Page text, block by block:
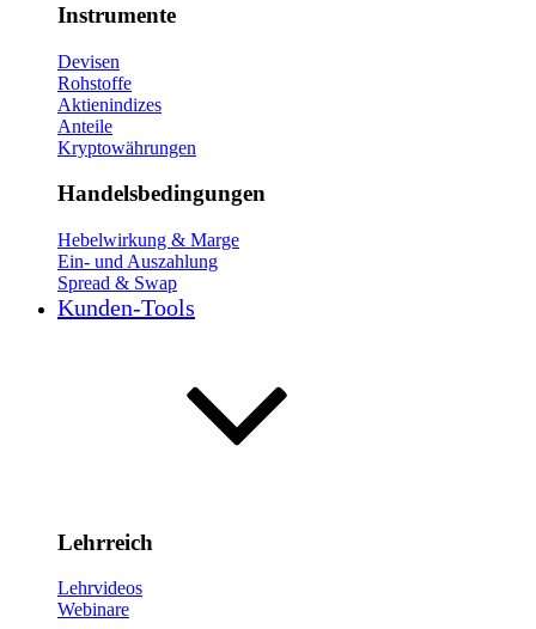
Instrumente
Devisen
Rohstoffe
Aktienindizes
Anteile
Kryptowährungen
Handelsbedingungen
Hebelwirkung & Marge
Ein- und Auszahlung
Spread & Swap
Kunden-Tools
Lehrreich
Lehrvideos
Webinare